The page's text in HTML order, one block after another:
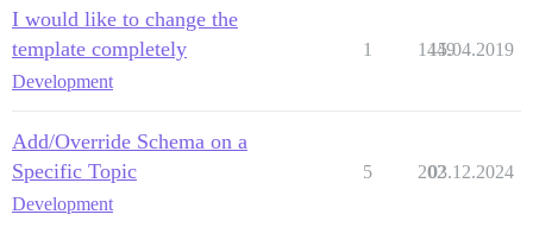
I would like to change the
template completely
Development
1 1449
15.04.2019
Add/Override Schema on a
Specific Topic
Development
5 202
03.12.2024